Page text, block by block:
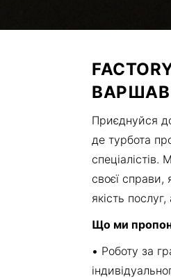
Приєднуйся
де турбота
своєї
якість
Що ми
• Роботу за